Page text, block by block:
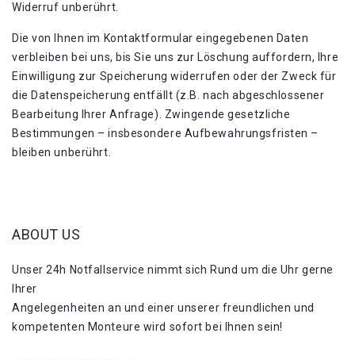
Widerruf unberührt.
Die von Ihnen im Kontaktformular eingegebenen Daten
verbleiben bei uns, bis Sie uns zur Löschung auffordern, Ihre
Einwilligung zur Speicherung widerrufen oder der Zweck für
die Datenspeicherung entfällt (z.B. nach abgeschlossener
Bearbeitung Ihrer Anfrage). Zwingende gesetzliche
Bestimmungen – insbesondere Aufbewahrungsfristen –
bleiben unberührt.
ABOUT US
Unser 24h Notfallservice nimmt sich Rund um die Uhr gerne
Ihrer
Angelegenheiten an und einer unserer freundlichen und
kompetenten Monteure wird sofort bei Ihnen sein!